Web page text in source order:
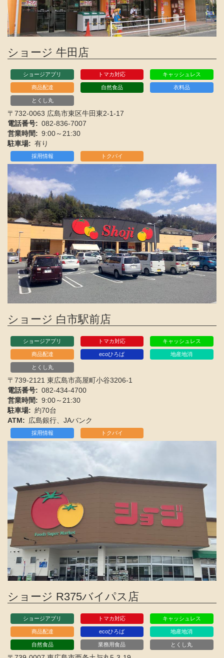
ショージ 牛田店
ショージアプリ トマカ対応 キャッシュレス
商品配達 自然食品 衣料品
とくし丸
〒732-0063 広島市東区牛田東2-1-17
電話番号
082-836-7007
営業時間
9:00～21:30
駐車場
有り
採用情報 トクバイ
ショージ 白市駅前店
ショージアプリ トマカ対応 キャッシュレス
商品配達 ecoひろば 地産地消
とくし丸
〒739-2121 東広島市高屋町小谷3206-1
電話番号
082-434-4700
営業時間
9:00～21:30
駐車場
約70台
ATM
広島銀行、JAバンク
採用情報 トクバイ
ショージ R375バイパス店
ショージアプリ トマカ対応 キャッシュレス
商品配達 ecoひろば 地産地消
自然食品 業務用食品 とくし丸